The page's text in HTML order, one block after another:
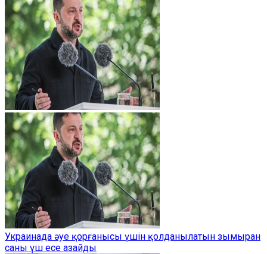
Украинада әуе қорғанысы үшін қолданылатын зымыран
саны үш есе азайды